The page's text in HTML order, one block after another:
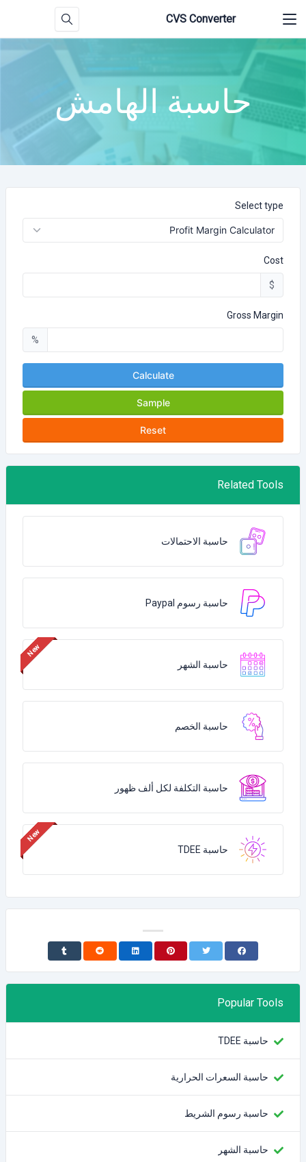
CVS Converter
حاسبة الهامش
Select type
Cost
$
Gross Margin
%
Calculate
Sample
Reset
Related Tools
حاسبة الاحتمالات
حاسبة رسوم Paypal
حاسبة الشهر
حاسبة الخصم
حاسبة التكلفة لكل ألف ظهور
حاسبة TDEE
Popular Tools
حاسبة TDEE
حاسبة السعرات الحرارية
حاسبة رسوم الشريط
حاسبة الشهر